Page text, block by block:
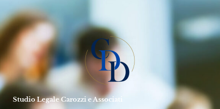
La Responsabilità Penale dell’OdV 231
➞